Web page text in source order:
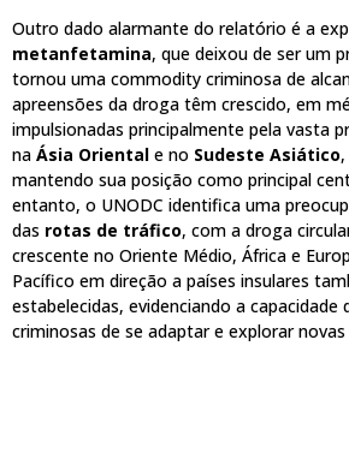
Outro dado alarmante do relatório é a
metanfetamina, que deixou de ser um
tornou uma commodity criminosa de
apreensões da droga têm crescido, em
impulsionadas principalmente pela vasta
na Ásia Oriental e no Sudeste Asiático
mantendo sua posição como principal
entanto, o UNODC identifica uma
das rotas de tráfico, com a droga
crescente no Oriente Médio, África e
Pacífico em direção a países insulares
estabelecidas, evidenciando a capacidade
criminosas de se adaptar e explorar